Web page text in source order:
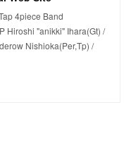
4piece Band
Hiroshi "anikki" Ihara(Gt) /
Nishioka(Per,Tp) /